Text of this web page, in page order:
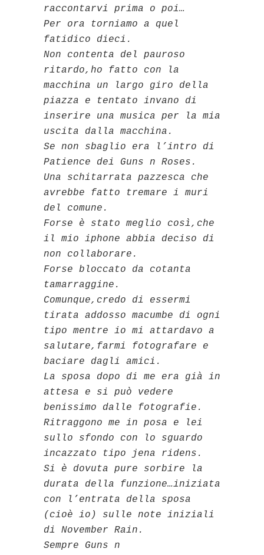
raccontarvi prima o poi…
Per ora torniamo a quel
fatidico dieci.
Non contenta del pauroso
ritardo,ho fatto con la
macchina un largo giro della
piazza e tentato invano di
inserire una musica per la mia
uscita dalla macchina.
Se non sbaglio era l’intro di
Patience dei Guns n Roses.
Una schitarrata pazzesca che
avrebbe fatto tremare i muri
del comune.
Forse è stato meglio così,che
il mio iphone abbia deciso di
non collaborare.
Forse bloccato da cotanta
tamarraggine.
Comunque,credo di essermi
tirata addosso macumbe di ogni
tipo mentre io mi attardavo a
salutare,farmi fotografare e
baciare dagli amici.
La sposa dopo di me era già in
attesa e si può vedere
benissimo dalle fotografie.
Ritraggono me in posa e lei
sullo sfondo con lo sguardo
incazzato tipo jena ridens.
Si è dovuta pure sorbire la
durata della funzione…iniziata
con l’entrata della sposa
(cioè io) sulle note iniziali
di November Rain.
Sempre Guns n